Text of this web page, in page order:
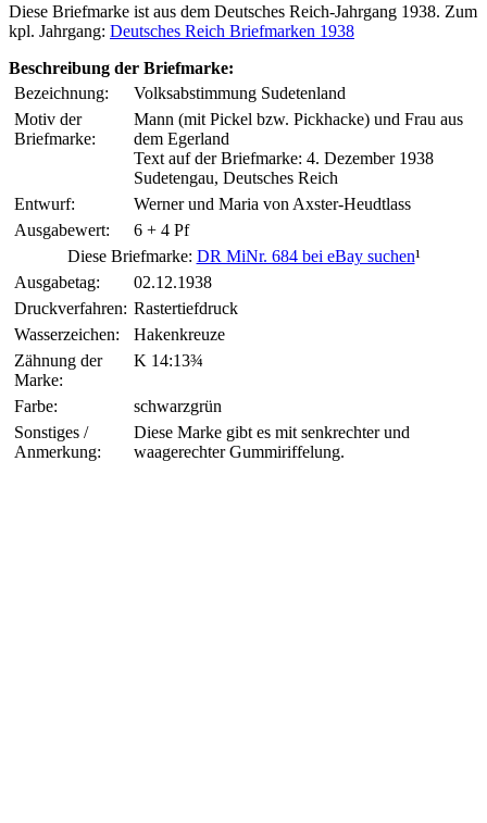
Diese Briefmarke ist aus dem Deutsches Reich-Jahrgang 1938. Zum
kpl. Jahrgang: Deutsches Reich Briefmarken 1938
Beschreibung der Briefmarke:
Bezeichnung:
Volksabstimmung Sudetenland
Motiv der
Briefmarke:
Mann (mit Pickel bzw. Pickhacke) und Frau aus
dem Egerland
Text auf der Briefmarke: 4. Dezember 1938
Sudetengau, Deutsches Reich
Entwurf:
Werner und Maria von Axster-Heudtlass
Ausgabewert:
6 + 4 Pf
Diese Briefmarke: DR MiNr. 684 bei eBay suchen¹
Ausgabetag:
02.12.1938
Druckverfahren: Rastertiefdruck
Wasserzeichen:
Hakenkreuze
Zähnung der
Marke:
K 14:13¾
Farbe:
schwarzgrün
Sonstiges /
Anmerkung:
Diese Marke gibt es mit senkrechter und
waagerechter Gummiriffelung.